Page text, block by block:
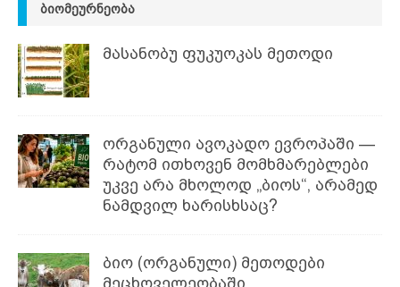
ᲑᲘᲝᲛᲔᲣᲠᲜᲔᲝᲑᲐ
მასანობუ ფუკუოკას მეთოდი
ორგანული ავოკადო ევროპაში —
რატომ ითხოვენ მომხმარებლები
უკვე არა მხოლოდ „ბიოს“, არამედ
ნამდვილ ხარისხსაც?
ბიო (ორგანული) მეთოდები